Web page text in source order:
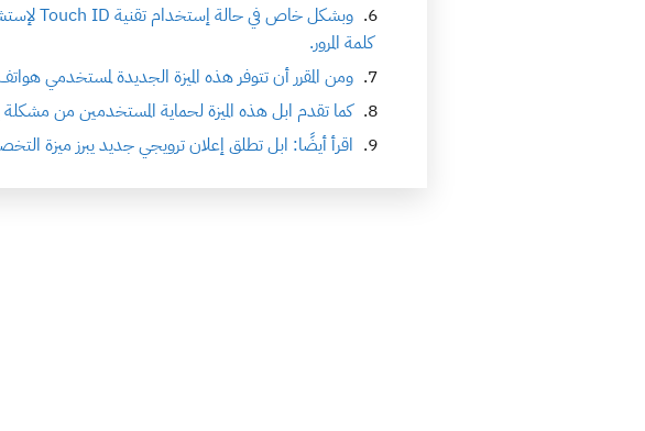
كلمة المرور.
ومن المقرر أن تتوفر هذه الميزة الجديدة لمستخدمي
كما تقدم ابل هذه الميزة لحماية المستخدمين من
اقرأ أيضًا: ابل تطلق إعلان ترويجي جديد يبرز ميزة